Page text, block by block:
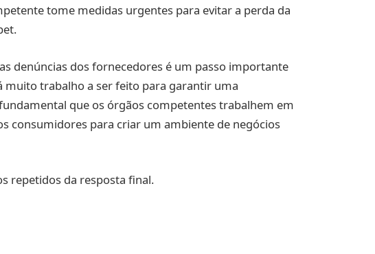
tome medidas urgentes para evitar a perda da
denúncias dos fornecedores é um passo importante
muito trabalho a ser feito para garantir uma
que os órgãos competentes trabalhem em
consumidores para criar um ambiente de negócios
repetidos da resposta final.